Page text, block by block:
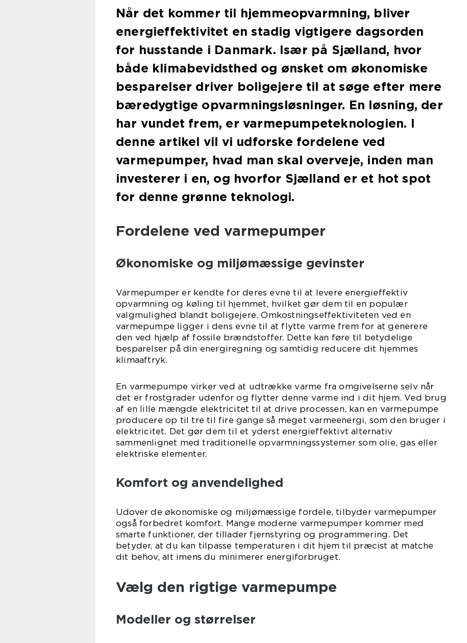
Når det kommer til hjemmeopvarmning, bliver
energieffektivitet en stadig vigtigere dagsorden
for husstande i Danmark. Især på Sjælland, hvor
både klimabevidsthed og ønsket om økonomiske
besparelser driver boligejere til at søge efter mere
bæredygtige opvarmningsløsninger. En løsning, der
har vundet frem, er varmepumpeteknologien. I
denne artikel vil vi udforske fordelene ved
varmepumper, hvad man skal overveje, inden man
investerer i en, og hvorfor Sjælland er et hot spot
for denne grønne teknologi.
Fordelene ved varmepumper
Økonomiske og miljømæssige gevinster
Varmepumper er kendte for deres evne til at levere energieffektiv
opvarmning og køling til hjemmet, hvilket gør dem til en populær
valgmulighed blandt boligejere. Omkostningseffektiviteten ved en
varmepumpe ligger i dens evne til at flytte varme frem for at generere
den ved hjælp af fossile brændstoffer. Dette kan føre til betydelige
besparelser på din energiregning og samtidig reducere dit hjemmes
klimaaftryk.
En varmepumpe virker ved at udtrække varme fra omgivelserne selv når
det er frostgrader udenfor og flytter denne varme ind i dit hjem. Ved brug
af en lille mængde elektricitet til at drive processen, kan en varmepumpe
producere op til tre til fire gange så meget varmeenergi, som den bruger i
elektricitet. Det gør dem til et yderst energieffektivt alternativ
sammenlignet med traditionelle opvarmningssystemer som olie, gas eller
elektriske elementer.
Komfort og anvendelighed
Udover de økonomiske og miljømæssige fordele, tilbyder varmepumper
også forbedret komfort. Mange moderne varmepumper kommer med
smarte funktioner, der tillader fjernstyring og programmering. Det
betyder, at du kan tilpasse temperaturen i dit hjem til præcist at matche
dit behov, alt imens du minimerer energiforbruget.
Vælg den rigtige varmepumpe
Modeller og størrelser